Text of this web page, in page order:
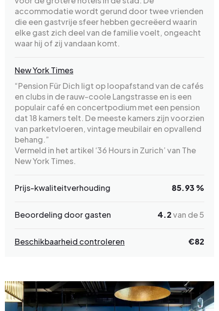
accommodatie wordt gerund door twee vrienden
die een gastvrije sfeer hebben gecreëerd waarin
elke gast zich deel van de familie voelt, ongeacht
waar hij of zij vandaan komt.
New York Times
“Pension Für Dich ligt op loopafstand van de cafés
en clubs in de rauw-coole Langstrasse en is een
populair café en concertpodium met een pension
dat 18 kamers telt. De meeste kamers zijn voorzien
van parketvloeren, vintage meubilair en opvallend
behang.”
Vermeld in het artikel ‘36 Hours in Zurich’ van The
New York Times.
Prijs-kwaliteitverhouding 85.93 %
Beoordeling door gasten 4.2van de 5
Beschikbaarheid controleren €82